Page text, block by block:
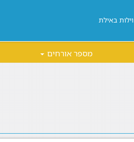
וילות באילת
מספר אורחים